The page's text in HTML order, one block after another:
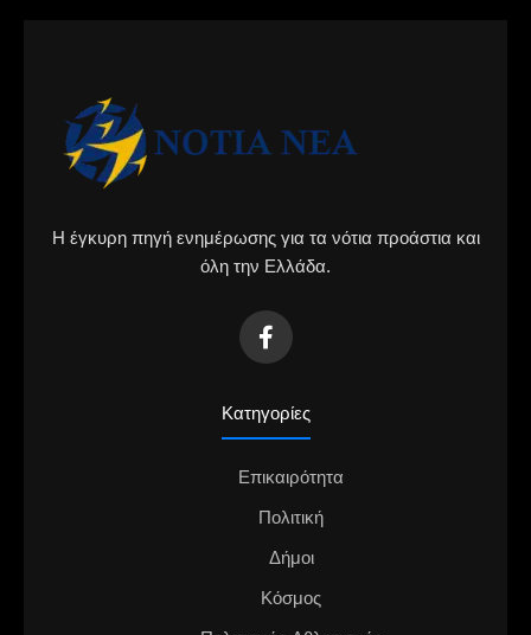
Η έγκυρη πηγή ενημέρωσης για τα νότια προάστια και
όλη την Ελλάδα.
Κατηγορίες
Επικαιρότητα
Πολιτική
Δήμοι
Κόσμος